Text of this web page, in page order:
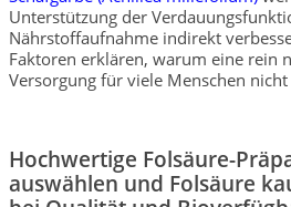
Unterstützung der
Nährstoffaufnahme indirekt
Faktoren erklären, warum eine rein
Versorgung für viele Menschen nicht
Hochwertige Folsäure-
auswählen und Folsäure